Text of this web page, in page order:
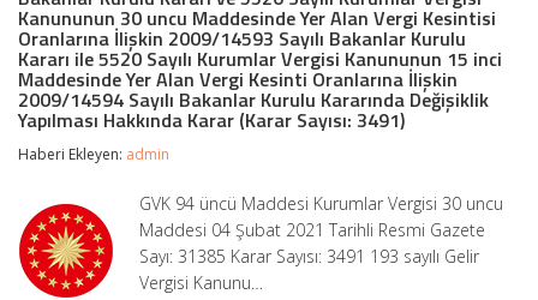
Kanununun
94
üncü
Maddesinde
Yer
Alan
Tevkifat
Nispetlerine
Bakanlar
Kurulu
Kararı
Kanununun 30 uncu Maddesinde Yer Alan Vergi Kesintisi
Oranlarına İlişkin 2009/14593 Sayılı Bakanlar Kurulu
Kararı ile 5520 Sayılı Kurumlar Vergisi Kanununun 15 inci
Maddesinde Yer Alan Vergi Kesinti Oranlarına İlişkin
2009/14594 Sayılı Bakanlar Kurulu Kararında Değişiklik
Yapılması Hakkında Karar (Karar Sayısı: 3491)
Haberi Ekleyen: admin
GVK 94 üncü Maddesi Kurumlar Vergisi 30 uncu
Maddesi 04 Şubat 2021 Tarihli Resmi Gazete
Sayı: 31385 Karar Sayısı: 3491 193 sayılı Gelir
Vergisi Kanunu…